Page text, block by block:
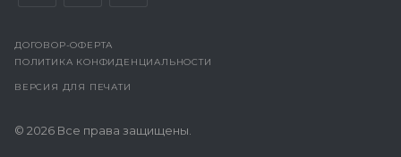
ДОГОВОР-ОФЕРТА
ПОЛИТИКА КОНФИДЕНЦИАЛЬНОСТИ
ВЕРСИЯ ДЛЯ ПЕЧАТИ
© 2026 Все права защищены.